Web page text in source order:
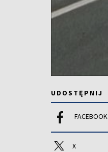
UDOSTĘPNIJ
FACEBOOK
X